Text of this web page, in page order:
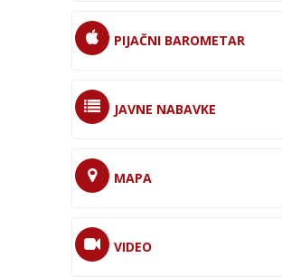
PIJAČNI BAROMETAR
JAVNE NABAVKE
MAPA
VIDEO